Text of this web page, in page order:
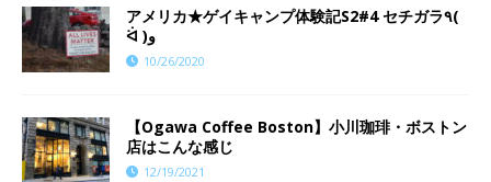
アメリカ★ゲイキャンプ体験記S2#4 セチガラ٩(
ᐛ )و
10/26/2020
【Ogawa Coffee Boston】小川珈琲・ボストン
店はこんな感じ
12/19/2021